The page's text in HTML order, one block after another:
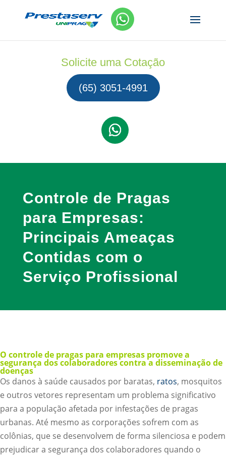
Solicite uma Cotação
(65) 3051-4991
Controle de Pragas
para Empresas:
Principais Ameaças
Contidas com o
Serviço Profissional
O controle de pragas para empresas promove a
segurança dos colaboradores contra a disseminação de
doenças
Os danos à saúde causados por baratas, ratos, mosquitos
e outros vetores representam um problema significativo
para a população afetada por infestações de pragas
urbanas. Até mesmo as corporações sofrem com as
colônias, que se desenvolvem de forma silenciosa e podem
prejudicar a segurança dos colaboradores quando o